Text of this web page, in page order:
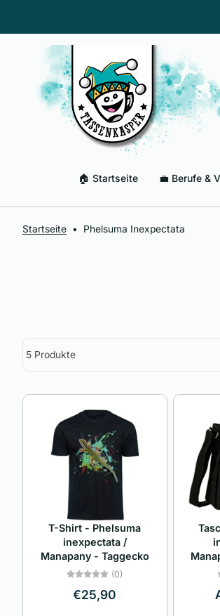
🏠 Startseite 💼 Berufe &
Startseite • Phelsuma Inexpectata
5 Produkte
T-Shirt - Phelsuma
inexpectata /
Manapany - Taggecko
(0)
€25,90